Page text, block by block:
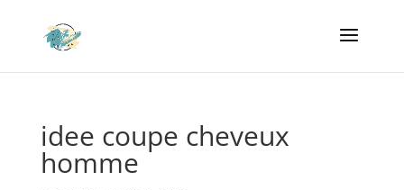
idee coupe cheveux
homme